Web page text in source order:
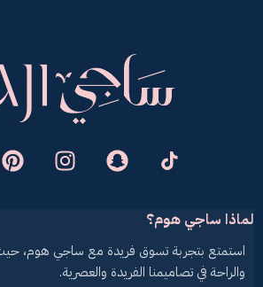
لماذا ساجي هوم؟
استمتع بتجربة تسوق فريدة مع ساجي هوم، حيث
والراحة في تصاميمنا الفريدة والعصرية.